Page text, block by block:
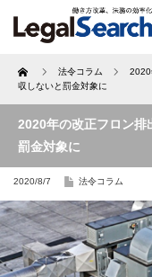
Home 法令コラム
2020
収しないと罰金対象に
2020年の改正フロン排
罰金対象に
2020/8/7 法令コラム